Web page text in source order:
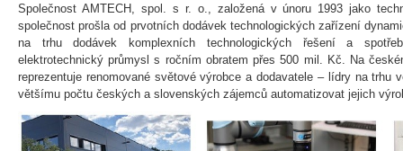
Společnost AMTECH, spol. s r. o., založená v únoru 1993 jako
společnost prošla od prvotních dodávek technologických zařízení
na trhu dodávek komplexních technologických řešení a
elektrotechnický průmysl s ročním obratem přes 500 mil. Kč. Na
reprezentuje renomované světové výrobce a dodavatele – lídry na trhu
většímu počtu českých a slovenských zájemců automatizovat jejich